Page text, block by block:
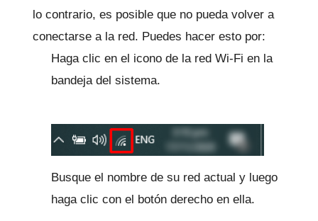
lo contrario, es posible que no pueda volver a
conectarse a la red. Puedes hacer esto por:
Haga clic en el icono de la red Wi-Fi en la
bandeja del sistema.
Busque el nombre de su red actual y luego
haga clic con el botón derecho en ella.